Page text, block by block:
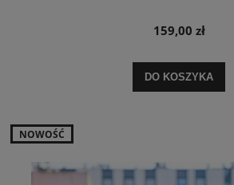
159,00 zł
DO KOSZYKA
NOWOŚĆ